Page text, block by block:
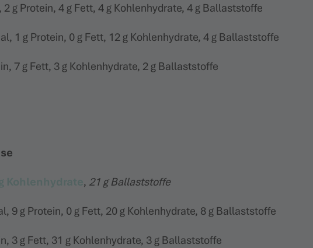
2 g Protein, 4 g Fett, 4 g Kohlenhydrate, 4 g Ballaststoffe
1 g Protein, 0 g Fett, 12 g Kohlenhydrate, 4 g Ballaststoffe
7 g Fett, 3 g Kohlenhydrate, 2 g Ballaststoffe
Kohlenhydrate, 21 g Ballaststoffe
9 g Protein, 0 g Fett, 20 g Kohlenhydrate, 8 g Ballaststoffe
3 g Fett, 31 g Kohlenhydrate, 3 g Ballaststoffe